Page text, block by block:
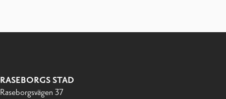
RASEBORGS STAD
Raseborgsvägen 37